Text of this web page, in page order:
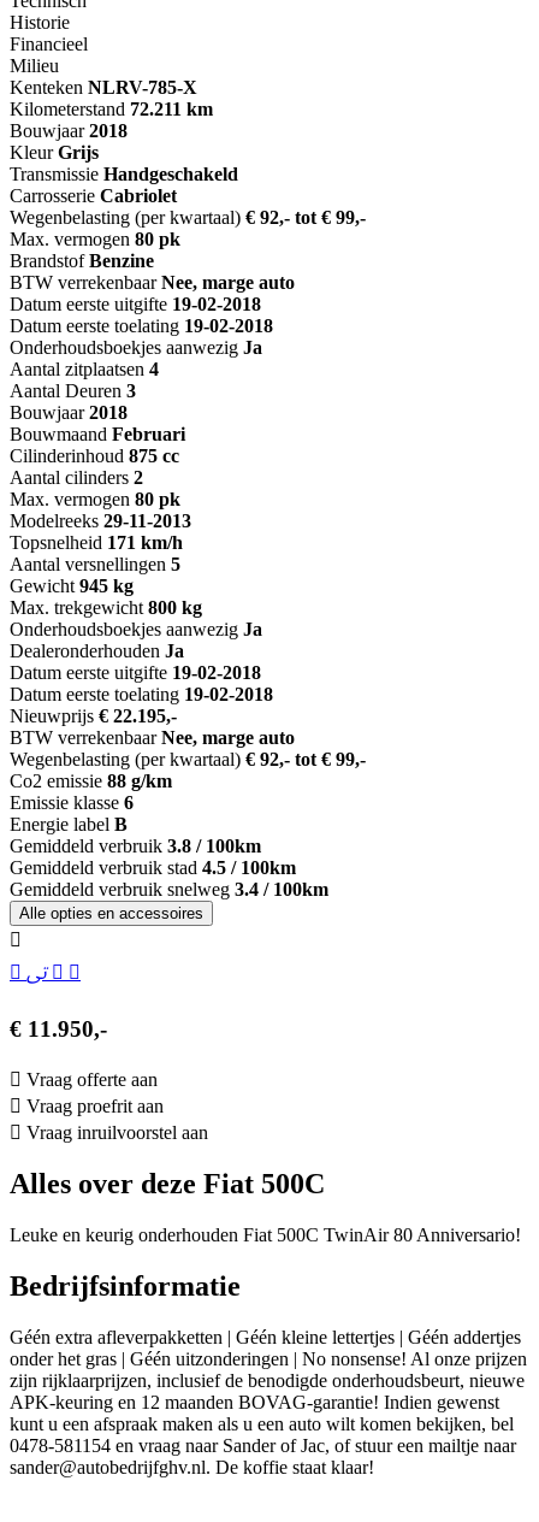
Historie
Financieel
Milieu
Kenteken NLRV-785-X
Kilometerstand 72.211 km
Bouwjaar 2018
Kleur Grijs
Transmissie Handgeschakeld
Carrosserie Cabriolet
Wegenbelasting (per kwartaal) € 92,- tot € 99,-
Max. vermogen 80 pk
Brandstof Benzine
BTW verrekenbaar Nee, marge auto
Datum eerste uitgifte 19-02-2018
Datum eerste toelating 19-02-2018
Onderhoudsboekjes aanwezig Ja
Aantal zitplaatsen 4
Aantal Deuren 3
Bouwjaar 2018
Bouwmaand Februari
Cilinderinhoud 875 cc
Aantal cilinders 2
Max. vermogen 80 pk
Modelreeks 29-11-2013
Topsnelheid 171 km/h
Aantal versnellingen 5
Gewicht 945 kg
Max. trekgewicht 800 kg
Onderhoudsboekjes aanwezig Ja
Dealeronderhouden Ja
Datum eerste uitgifte 19-02-2018
Datum eerste toelating 19-02-2018
Nieuwprijs € 22.195,-
BTW verrekenbaar Nee, marge auto
Wegenbelasting (per kwartaal) € 92,- tot € 99,-
Co2 emissie 88 g/km
Emissie klasse 6
Energie label B
Gemiddeld verbruik 3.8 / 100km
Gemiddeld verbruik stad 4.5 / 100km
Gemiddeld verbruik snelweg 3.4 / 100km
Alle opties en accessoires
€ 11.950,-
Vraag offerte aan
Vraag proefrit aan
Vraag inruilvoorstel aan
Alles over deze Fiat 500C
Leuke en keurig onderhouden Fiat 500C TwinAir 80 Anniversario!
Bedrijfsinformatie
Géén extra afleverpakketten | Géén kleine lettertjes | Géén addertjes
onder het gras | Géén uitzonderingen | No nonsense! Al onze prijzen
zijn rijklaarprijzen, inclusief de benodigde onderhoudsbeurt, nieuwe
APK-keuring en 12 maanden BOVAG-garantie! Indien gewenst
kunt u een afspraak maken als u een auto wilt komen bekijken, bel
0478-581154 en vraag naar Sander of Jac, of stuur een mailtje naar
sander@autobedrijfghv.nl. De koffie staat klaar!